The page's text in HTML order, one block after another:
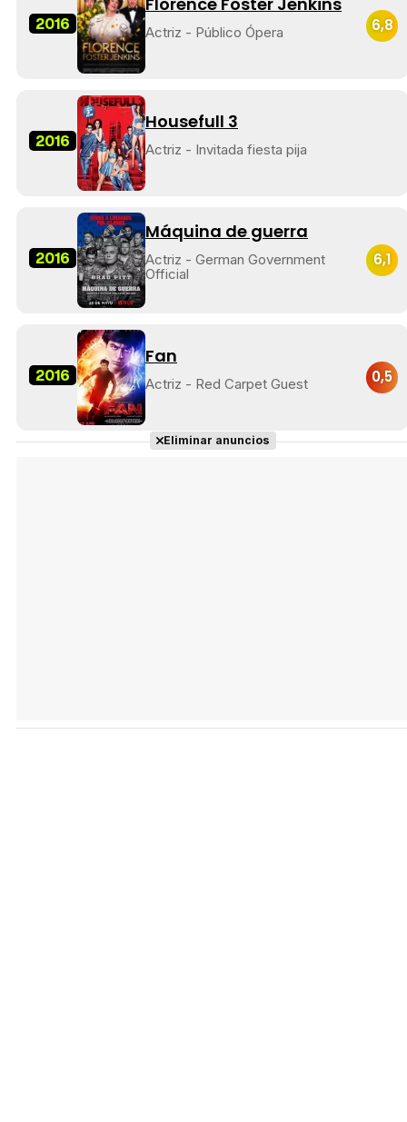
2016 Actriz - Público Ópera 6,8
2016
Housefull 3
Actriz - Invitada fiesta pija
2016
Máquina de guerra
Actriz - German Government
Official
6,1
2016
Fan
Actriz - Red Carpet Guest 0,5
Eliminar anuncios